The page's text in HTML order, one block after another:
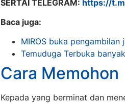
SERTAI TELEGRAM: https://
Baca juga:
MIROS buka pengambilan
Temuduga Terbuka
Cara Memohon
Kepada yang berminat dan